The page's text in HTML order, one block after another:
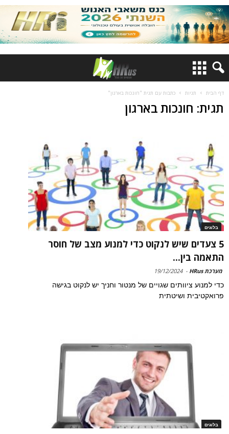
דף הבית תגיות כתבות עם תגית "חונכות בארגון"
תגית: חונכות בארגון
בלוגים
5 צעדים שיש לנקוט כדי למנוע מצב של חוסר
התאמה בין...
מערכת HRus -
19/12/2024
כדי למנוע ציוותים שגויים של מנטור וחניך יש לנקוט בגישה
פרואקטיבית ושיטתית
בלוגים